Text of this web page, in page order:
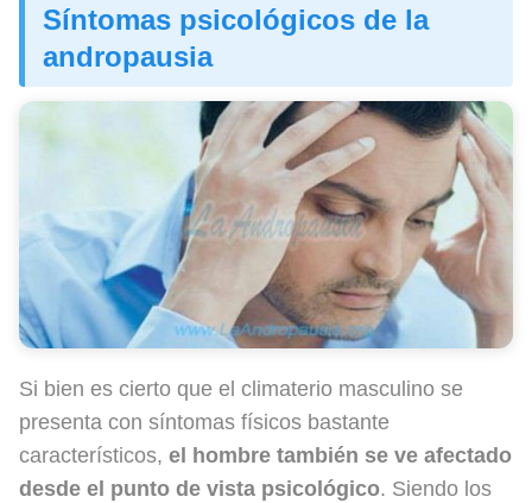
Síntomas psicológicos de la
andropausia
Si bien es cierto que el climaterio masculino se
presenta con síntomas físicos bastante
característicos, el hombre también se ve afectado
desde el punto de vista psicológico. Siendo los